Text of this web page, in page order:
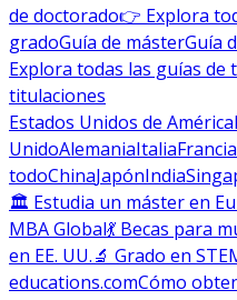
de doctorado👉 Explora
gradoGuía de másterGuía
Explora todas las guías de
titulaciones
Estados Unidos de América
UnidoAlemaniaItaliaFrancia
todoChinaJapónIndia
🏛 Estudia un máster en
MBA Global💃 Becas para
en EE. UU.🔬 Grado en
educations.comCómo